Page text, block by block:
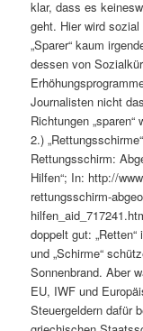
klar, dass es
geht. Hier wird
„Sparer“ kaum
dessen von
Journalisten nicht
Richtungen „sparen“
2.)
Rettungsschirm:
Hilfen“; In: http://
rettungsschirm-
doppelt gut:
und „Schirme“
Sonnenbrand. Aber
EU, IWF und
Steuergeldern dafür